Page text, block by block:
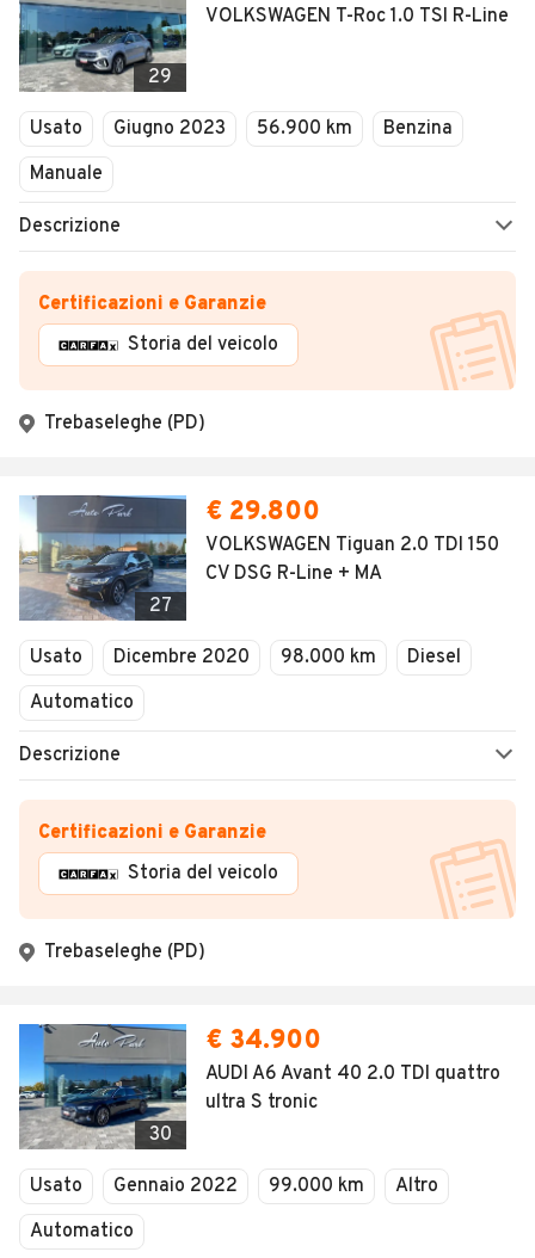
29
VOLKSWAGEN T-Roc 1.0 TSI R-Line
Usato Giugno 2023 56.900 km
Benzina
Manuale
Descrizione
Certificazioni e Garanzie
Storia del veicolo
Trebaseleghe (PD)
27
€ 29.800
VOLKSWAGEN Tiguan 2.0 TDI 150
CV DSG R-Line + MA
Usato Dicembre 2020 98.000 km
Diesel
Automatico
Descrizione
Certificazioni e Garanzie
Storia del veicolo
Trebaseleghe (PD)
30
€ 34.900
AUDI A6 Avant 40 2.0 TDI quattro
ultra S tronic
Usato Gennaio 2022 99.000 km
Altro
Automatico